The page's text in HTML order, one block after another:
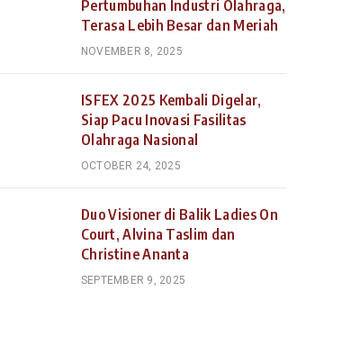
Pertumbuhan Industri Olahraga,
Terasa Lebih Besar dan Meriah
NOVEMBER 8, 2025
ISFEX 2025 Kembali Digelar,
Siap Pacu Inovasi Fasilitas
Olahraga Nasional
OCTOBER 24, 2025
Duo Visioner di Balik Ladies On
Court, Alvina Taslim dan
Christine Ananta
SEPTEMBER 9, 2025